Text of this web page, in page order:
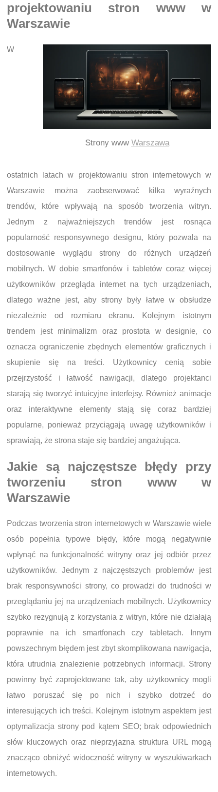
projektowaniu stron www w
Warszawie
Strony www Warszawa
W
ostatnich latach w projektowaniu stron internetowych w
Warszawie można zaobserwować kilka wyraźnych
trendów, które wpływają na sposób tworzenia witryn.
Jednym z najważniejszych trendów jest rosnąca
popularność responsywnego designu, który pozwala na
dostosowanie wyglądu strony do różnych urządzeń
mobilnych. W dobie smartfonów i tabletów coraz więcej
użytkowników przegląda internet na tych urządzeniach,
dlatego ważne jest, aby strony były łatwe w obsłudze
niezależnie od rozmiaru ekranu. Kolejnym istotnym
trendem jest minimalizm oraz prostota w designie, co
oznacza ograniczenie zbędnych elementów graficznych i
skupienie się na treści. Użytkownicy cenią sobie
przejrzystość i łatwość nawigacji, dlatego projektanci
starają się tworzyć intuicyjne interfejsy. Również animacje
oraz interaktywne elementy stają się coraz bardziej
popularne, ponieważ przyciągają uwagę użytkowników i
sprawiają, że strona staje się bardziej angażująca.
Jakie są najczęstsze błędy przy
tworzeniu stron www w
Warszawie
Podczas tworzenia stron internetowych w Warszawie wiele
osób popełnia typowe błędy, które mogą negatywnie
wpłynąć na funkcjonalność witryny oraz jej odbiór przez
użytkowników. Jednym z najczęstszych problemów jest
brak responsywności strony, co prowadzi do trudności w
przeglądaniu jej na urządzeniach mobilnych. Użytkownicy
szybko rezygnują z korzystania z witryn, które nie działają
poprawnie na ich smartfonach czy tabletach. Innym
powszechnym błędem jest zbyt skomplikowana nawigacja,
która utrudnia znalezienie potrzebnych informacji. Strony
powinny być zaprojektowane tak, aby użytkownicy mogli
łatwo poruszać się po nich i szybko dotrzeć do
interesujących ich treści. Kolejnym istotnym aspektem jest
optymalizacja strony pod kątem SEO; brak odpowiednich
słów kluczowych oraz nieprzyjazna struktura URL mogą
znacząco obniżyć widoczność witryny w wyszukiwarkach
internetowych.